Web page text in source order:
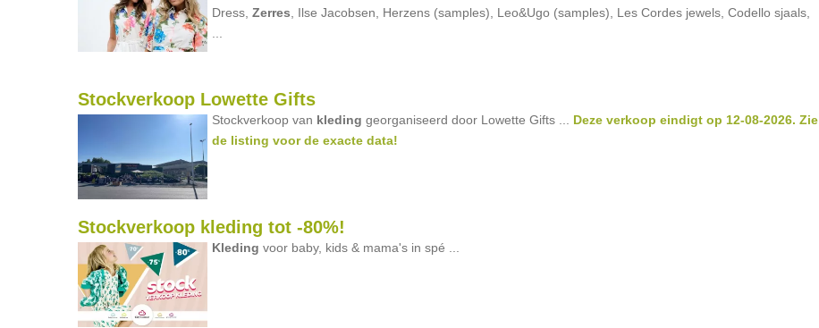
Dress, Zerres , Ilse Jacobsen, Herzens (samples), Leo&Ugo (samples), Les Cordes jewels, Codello sjaals,
Stockverkoop Lowette Gifts
Stockverkoop van kleding georganiseerd door Lowette Gifts ... Deze verkoop eindigt op 12-08-2026. Zie
de listing voor de exacte data!
Stockverkoop kleding tot -80%!
Kleding voor baby, kids & mama's in spé ...